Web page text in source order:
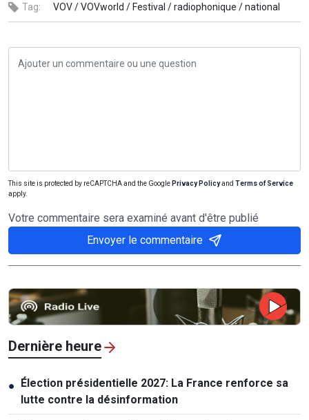
Tag: VOV /VOVworld / Festival /radiophonique /national
This site is protected by reCAPTCHA and the Google Privacy Policyand Terms of Service
apply.
Votre commentaire sera examiné avant d'être publié
Envoyer le commentaire
Dernière heure
● Élection présidentielle 2027: La France renforce sa
lutte contre la désinformation